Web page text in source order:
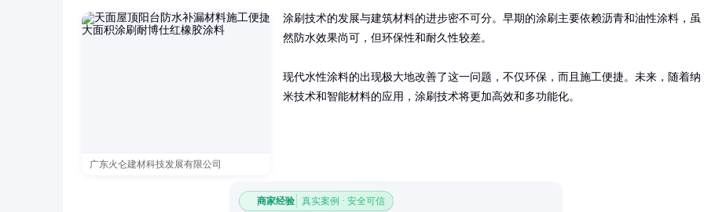
广东火仑建材科技发展有限公司
涂刷技术的发展与建筑材料的进步密不可分。早期的涂刷主要依赖沥青和油性涂料，虽
然防水效果尚可，但环保性和耐久性较差。
现代水性涂料的出现极大地改善了这一问题，不仅环保，而且施工便捷。未来，随着纳
米技术和智能材料的应用，涂刷技术将更加高效和多功能化。
商家经验 真实案例 · 安全可信